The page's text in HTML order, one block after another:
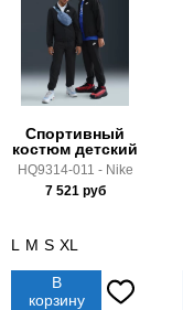
Спортивный
костюм детский
HQ9314-011 - Nike
7 521руб
L M S XL
В
корзину